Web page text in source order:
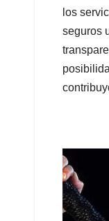
los
seguros